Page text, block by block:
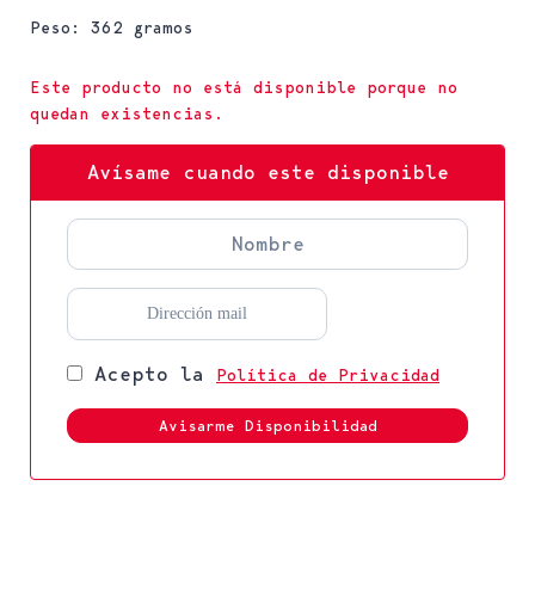
Peso: 362 gramos
Este producto no está disponible porque no
quedan existencias.
Avísame cuando este disponible
Acepto la Política de Privacidad
Avisarme Disponibilidad